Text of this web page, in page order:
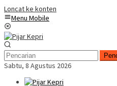
Loncat ke konten
Menu Mobile
Sabtu, 8 Agustus 2026